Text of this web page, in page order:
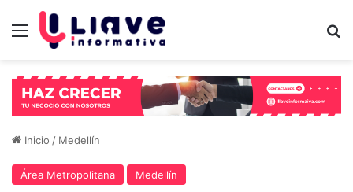
Menú
Inicio / Medellín
Área Metropolitana Medellín